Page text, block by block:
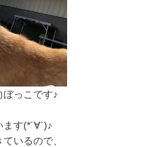
ぼっこです♪
す(*´∀`)♪
いるので、